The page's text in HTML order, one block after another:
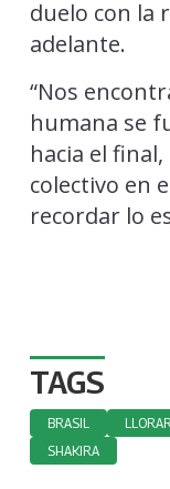
duelo con la
adelante.
“Nos
humana se
hacia el
colectivo en
recordar lo
TAGS
BRASIL
SHAKIRA